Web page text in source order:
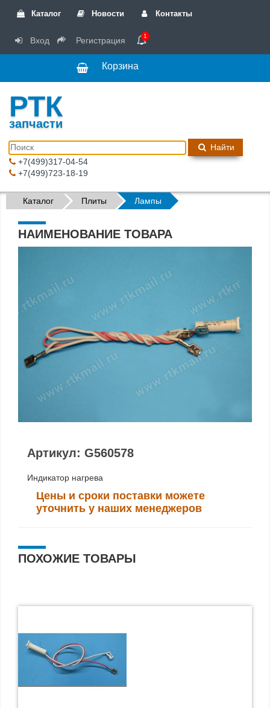
Каталог Новости Контакты
Вход Регистрация 1
Корзина
РТК
запчасти
Найти
+7(499)317-04-54
+7(499)723-18-19
Каталог Плиты Лампы
НАИМЕНОВАНИЕ ТОВАРА
Артикул: G560578
Индикатор нагрева
Цены и сроки поставки можете
уточнить у наших менеджеров
ПОХОЖИЕ ТОВАРЫ